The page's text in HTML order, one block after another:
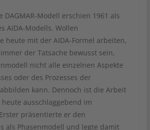
DAGMAR-Modell erschien 1961 als
AIDA-Modells. Wollen
heute mit der AIDA-Formel arbeiten,
der Tatsache bewusst sein,
nicht alle einzelnen Aspekte
oder des Prozesses der
kann. Dennoch ist die Arbeit
heute ausschlaggebend im
präsentierte er den
als Phasenmodell und legte damit